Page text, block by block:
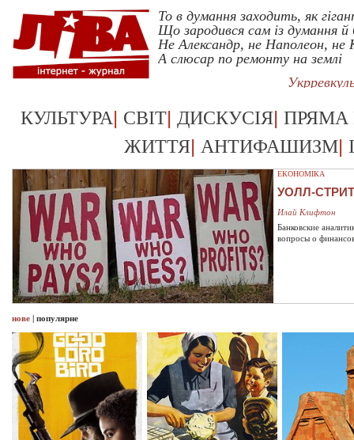
То в думання заходить, як
Що зародився сам із думання й
Не Александр, не Наполеон, не
А слюсар по ремонту на землі
КУЛЬТУРА| СВІТ| ДИСКУСІЯ| ПРЯМА
ЖИТТЯ| АНТИФАШИЗМ|
ЕКОНОМІКА
УОЛЛ-
Илай Клифтон
Банковские
вопросы о
нове | популярне